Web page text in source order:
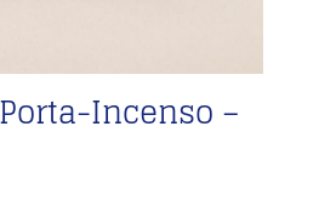
Incenso –